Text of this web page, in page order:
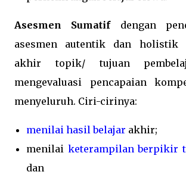
Asesmen Sumatifdengan
asesmen autentik dan holistik
akhir topik/ tujuan
mengevaluasi pencapaian
menyeluruh. Ciri-cirinya:
menilai hasil belajar akhir;
menilai keterampilan berpikir
dan